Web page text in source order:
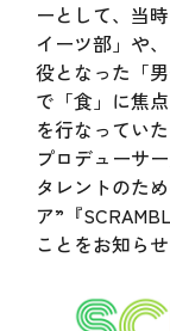
ーとして、当
イーツ部」や
役となった「
で「食」に焦
を行なってい
プロデューサ
タレントのた
ア”『
ことをお知ら